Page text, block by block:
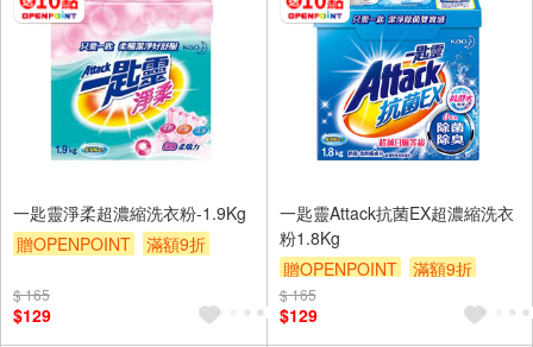
一匙靈淨柔超濃縮洗衣粉-1.9Kg
贈OPENPOINT
滿額9折
$ 165
$129
一匙靈Attack抗菌EX超濃縮洗衣
粉1.8Kg
贈OPENPOINT
滿額9折
贈$200
$ 165
$129